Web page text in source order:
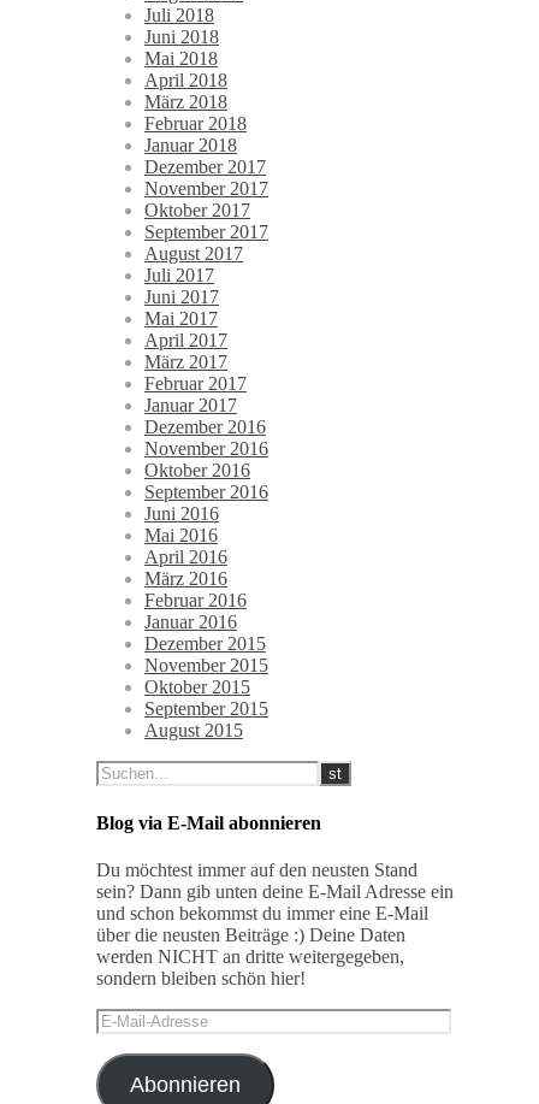
Juli 2018
Juni 2018
Mai 2018
April 2018
März 2018
Februar 2018
Januar 2018
Dezember 2017
November 2017
Oktober 2017
September 2017
August 2017
Juli 2017
Juni 2017
Mai 2017
April 2017
März 2017
Februar 2017
Januar 2017
Dezember 2016
November 2016
Oktober 2016
September 2016
Juni 2016
Mai 2016
April 2016
März 2016
Februar 2016
Januar 2016
Dezember 2015
November 2015
Oktober 2015
September 2015
August 2015
Blog via E-Mail abonnieren
Du möchtest immer auf den neusten Stand
sein? Dann gib unten deine E-Mail Adresse ein
und schon bekommst du immer eine E-Mail
über die neusten Beiträge :) Deine Daten
werden NICHT an dritte weitergegeben,
sondern bleiben schön hier!
E-
Mail-
Adresse
Abonnieren